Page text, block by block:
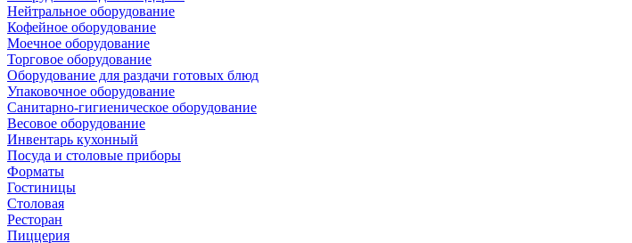
Нейтральное оборудование
Кофейное оборудование
Моечное оборудование
Торговое оборудование
Оборудование для раздачи готовых блюд
Упаковочное оборудование
Санитарно-гигиеническое оборудование
Весовое оборудование
Инвентарь кухонный
Посуда и столовые приборы
Форматы
Гостиницы
Столовая
Ресторан
Пиццерия